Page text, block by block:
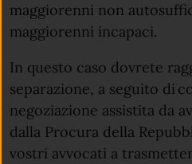
maggiorenni non
maggiorenni incapaci.
In questo caso dovrete
separazione, a seguito di
negoziazione assistita da
dalla Procura della
vostri avvocati a